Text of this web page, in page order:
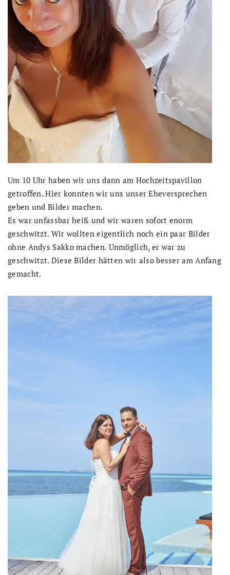
Um 10 Uhr haben wir uns dann am Hochzeitspavillon
getroffen. Hier konnten wir uns unser Eheversprechen
geben und Bilder machen.
Es war unfassbar heiß und wir waren sofort enorm
geschwitzt. Wir wollten eigentlich noch ein paar Bilder
ohne Andys Sakko machen. Unmöglich, er war zu
geschwitzt. Diese Bilder hätten wir also besser am Anfang
gemacht.